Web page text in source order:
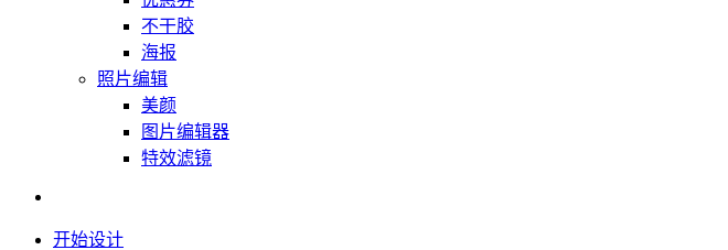
不干胶
海报
照片编辑
美颜
图片编辑器
特效滤镜
开始设计